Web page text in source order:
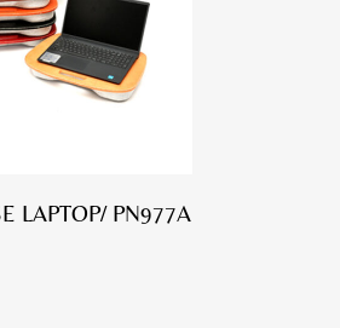
LAPTOP/ PN977A